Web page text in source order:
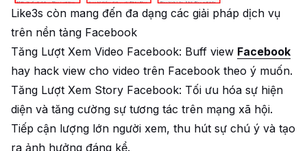
Like3s còn mang đến đa dạng các giải pháp dịch vụ
trên nền tảng Facebook
Tăng Lượt Xem Video Facebook: Buff view Facebook
hay hack view cho video trên Facebook theo ý muốn.
Tăng Lượt Xem Story Facebook: Tối ưu hóa sự hiện
diện và tăng cường sự tương tác trên mạng xã hội.
Tiếp cận lượng lớn người xem, thu hút sự chú ý và tạo
ra ảnh hưởng đáng kể.